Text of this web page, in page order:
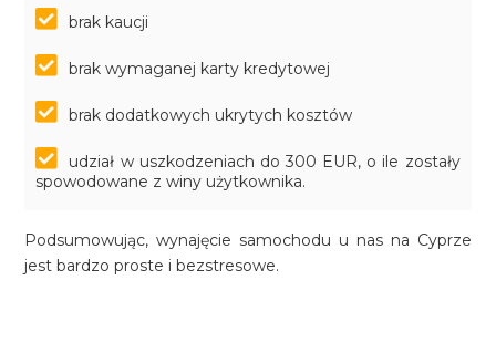
brak kaucji
brak wymaganej karty kredytowej
brak dodatkowych ukrytych kosztów
udział w uszkodzeniach do 300 EUR, o ile zostały
spowodowane z winy użytkownika.
Podsumowując, wynajęcie samochodu u nas na Cyprze
jest bardzo proste i bezstresowe.